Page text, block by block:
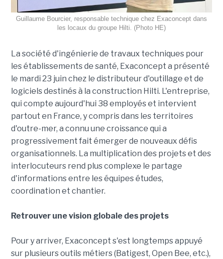
Guillaume Bourcier, responsable technique chez Exaconcept dans
les locaux du groupe Hilti. (Photo HE)
La société d'ingénierie de travaux techniques pour
les établissements de santé, Exaconcept a présenté
le mardi 23 juin chez le distributeur d'outillage et de
logiciels destinés à la construction Hilti. L'entreprise,
qui compte aujourd'hui 38 employés et intervient
partout en France, y compris dans les territoires
d'outre-mer, a connu une croissance qui a
progressivement fait émerger de nouveaux défis
organisationnels. La multiplication des projets et des
interlocuteurs rend plus complexe le partage
d'informations entre les équipes études,
coordination et chantier.
Retrouver une vision globale des projets
Pour y arriver, Exaconcept s'est longtemps appuyé
sur plusieurs outils métiers (Batigest, Open Bee, etc.),